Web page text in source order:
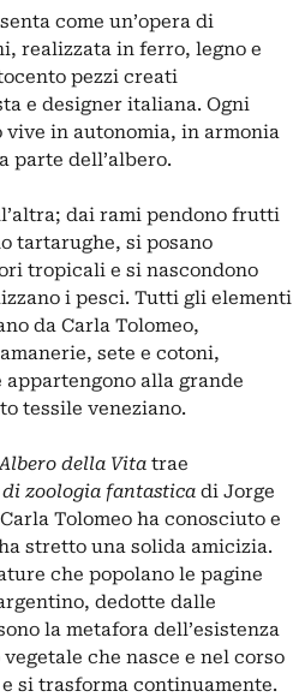
come un’opera di
realizzata in ferro, legno e
pezzi creati
e designer italiana. Ogni
in autonomia, in armonia
parte dell’albero.
dai rami pendono frutti
tartarughe, si posano
tropicali e si nascondono
i pesci. Tutti gli elementi
da Carla Tolomeo,
sete e cotoni,
alla grande
tessile veneziano.
della Vita trae
zoologia fantastica di Jorge
Tolomeo ha conosciuto e
stretto una solida amicizia.
che popolano le pagine
dedotte dalle
la metafora dell’esistenza
che nasce e nel corso
si trasforma continuamente.